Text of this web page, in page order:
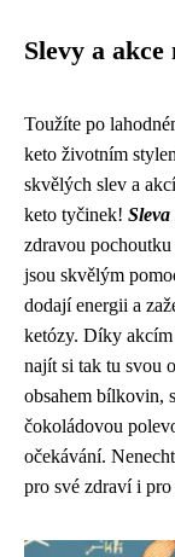
Slevy a
Toužíte po
keto životním
skvělých slev a
keto tyčinek!
zdravou
jsou skvělým
dodají energii a
ketózy. Díky akcím
najít si tak tu svou
obsahem bílkovin,
čokoládovou
očekávání.
pro své zdraví i pro